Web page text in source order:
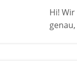
Hi!